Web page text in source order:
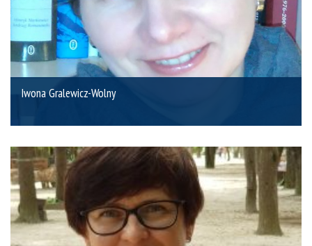
Iwona Gralewicz-Wolny